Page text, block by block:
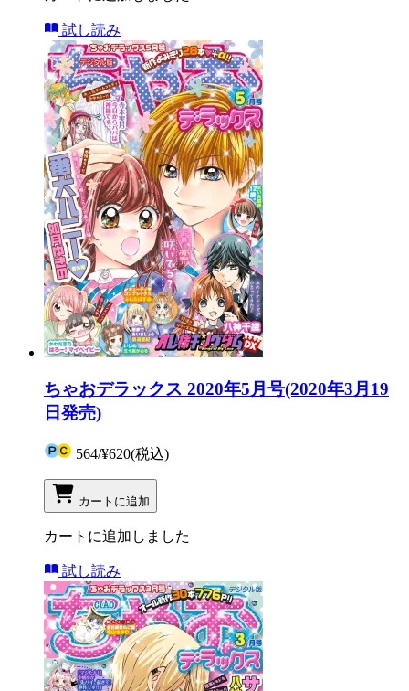
試し読み
ちゃおデラックス 2020年5月号(2020年3月19
日発売)
564/¥620(税込)
カートに追加
カートに追加しました
試し読み